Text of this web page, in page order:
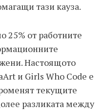
тази кауза.
25% от работните
Настоящото
и Girls Who Code е
текущите
разликата между